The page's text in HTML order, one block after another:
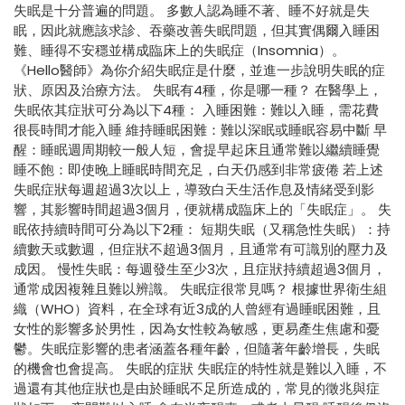
失眠是十分普遍的問題。 多數人認為睡不著、睡不好就是失
眠，因此就應該求診、吞藥改善失眠問題，但其實偶爾入睡困
難、睡得不安穩並構成臨床上的失眠症（Insomnia）。
《Hello醫師》為你介紹失眠症是什麼，並進一步說明失眠的症
狀、原因及治療方法。 失眠有4種，你是哪一種？ 在醫學上，
失眠依其症狀可分為以下4種： 入睡困難：難以入睡，需花費
很長時間才能入睡 維持睡眠困難：難以深眠或睡眠容易中斷 早
醒：睡眠週周期較一般人短，會提早起床且通常難以繼續睡覺
睡不飽：即使晚上睡眠時間充足，白天仍感到非常疲倦 若上述
失眠症狀每週超過3次以上，導致白天生活作息及情緒受到影
響，其影響時間超過3個月，便就構成臨床上的「失眠症」。 失
眠依持續時間可分為以下2種： 短期失眠（又稱急性失眠）：持
續數天或數週，但症狀不超過3個月，且通常有可識別的壓力及
成因。 慢性失眠：每週發生至少3次，且症狀持續超過3個月，
通常成因複雜且難以辨識。 失眠症很常見嗎？ 根據世界衛生組
織（WHO）資料，在全球有近3成的人曾經有過睡眠困難，且
女性的影響多於男性，因為女性較為敏感，更易產生焦慮和憂
鬱。失眠症影響的患者涵蓋各種年齡，但隨著年齡增長，失眠
的機會也會提高。 失眠的症狀 失眠症的特性就是難以入睡，不
過還有其他症狀也是由於睡眠不足所造成的，常見的徵兆與症